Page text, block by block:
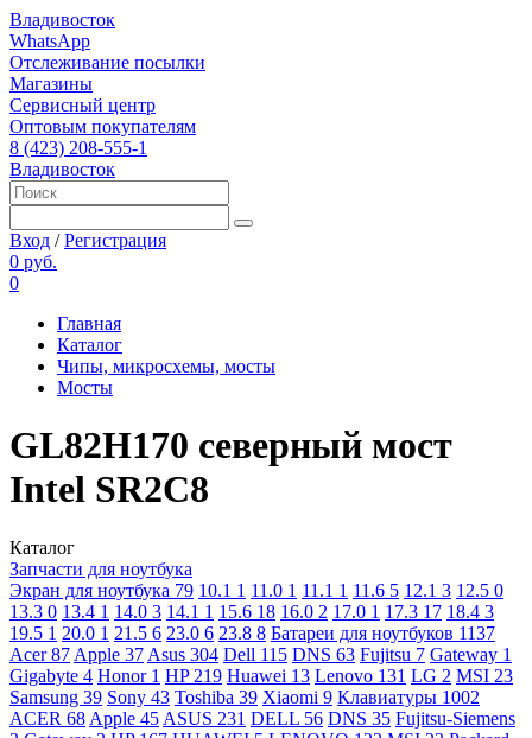
Владивосток
WhatsApp
Отслеживание посылки
Магазины
Сервисный центр
Оптовым покупателям
8 (423) 208-555-1
Владивосток
Вход /Регистрация
0 руб.
0
Главная
Каталог
Чипы, микросхемы, мосты
Мосты
GL82H170 северный мост
Intel SR2C8
Каталог
Запчасти для ноутбука
Экран для ноутбука 79 10.1 1 11.0 1 11.1 1 11.6 5 12.1 3 12.5 0
13.3 0 13.4 1 14.0 3 14.1 1 15.6 18 16.0 2 17.0 1 17.3 17 18.4 3
19.5 1 20.0 1 21.5 6 23.0 6 23.8 8 Батареи для ноутбуков 1137
Acer87 Apple 37 Asus 304 Dell 115 DNS 63 Fujitsu 7 Gateway 1
Gigabyte 4 Honor 1 HP 219 Huawei 13 Lenovo 131 LG 2 MSI 23
Samsung 39 Sony 43 Toshiba 39 Xiaomi 9 Клавиатуры 1002
ACER 68 Apple 45 ASUS 231 DELL 56 DNS 35 Fujitsu-Siemens